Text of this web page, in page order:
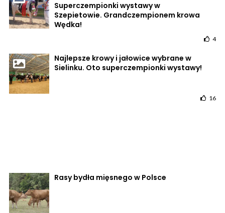
Superczempionki wystawy w
Szepietowie. Grandczempionem krowa
Wędka!
4
Najlepsze krowy i jałowice wybrane w
Sielinku. Oto superczempionki wystawy!
16
Rasy bydła mięsnego w Polsce